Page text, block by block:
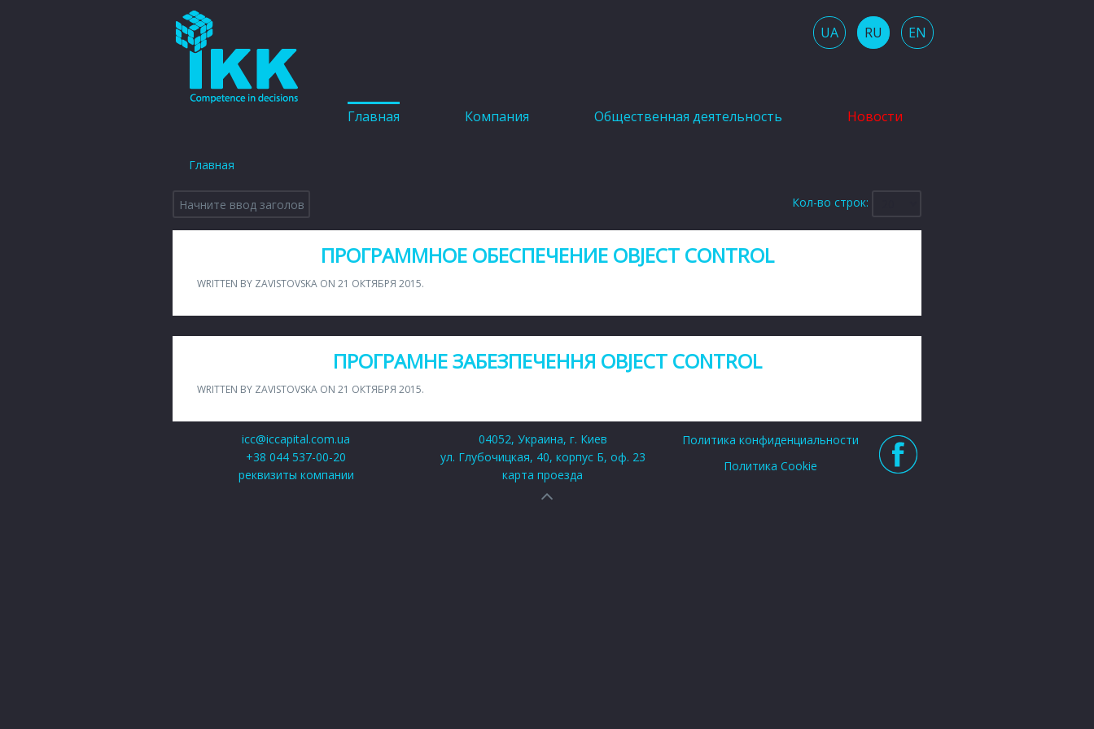
UA RU EN
Главная Компания Общественная деятельность Новости
Главная
Кол-во строк:
ПРОГРАММНОЕ ОБЕСПЕЧЕНИЕ OBJECT CONTROL
WRITTEN BY ZAVISTOVSKA ON 21 ОКТЯБРЯ 2015.
ПРОГРАМНЕ ЗАБЕЗПЕЧЕННЯ OBJECT CONTROL
WRITTEN BY ZAVISTOVSKA ON 21 ОКТЯБРЯ 2015.
icc@iccapital.com.ua
+38 044 537-00-20
реквизиты компании
04052, Украина, г. Киев
ул. Глубочицкая, 40, корпус Б, оф. 23
карта проезда
Политика конфиденциальности
Политика Cookie